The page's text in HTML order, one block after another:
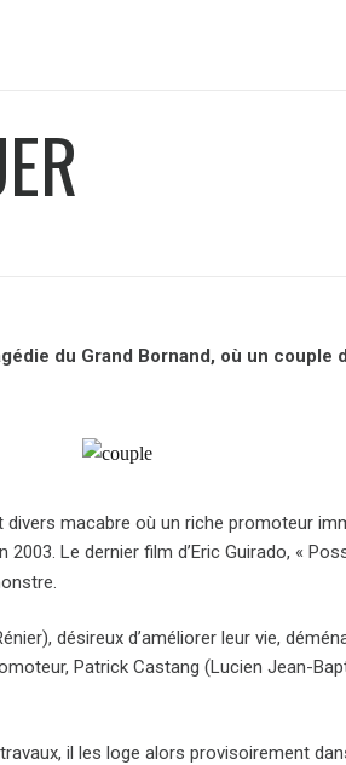
du Grand Bornand, où un
divers macabre où un riche promoteur
Le dernier film d’Eric Guirado, «
désireux d’améliorer leur vie,
Patrick Castang (Lucien Jean-
il les loge alors provisoirement